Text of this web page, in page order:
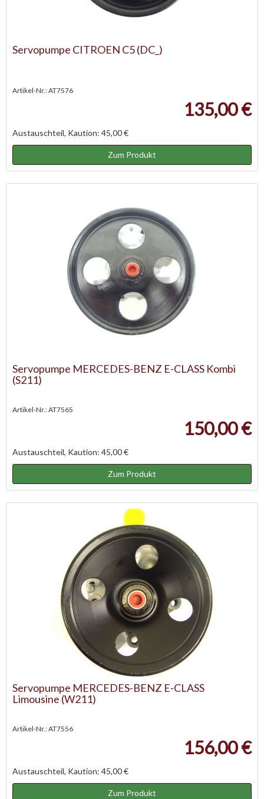
Servopumpe CITROEN C5 (DC_)
Artikel-Nr.: AT7576
135,00 €
Austauschteil, Kaution: 45,00 €
Zum Produkt
Servopumpe MERCEDES-BENZ E-CLASS Kombi
(S211)
Artikel-Nr.: AT7565
150,00 €
Austauschteil, Kaution: 45,00 €
Zum Produkt
Servopumpe MERCEDES-BENZ E-CLASS
Limousine (W211)
Artikel-Nr.: AT7556
156,00 €
Austauschteil, Kaution: 45,00 €
Zum Produkt